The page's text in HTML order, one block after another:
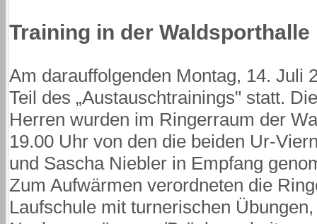
Training in der Waldsporthalle
Am darauffolgenden Montag, 14. Juli
Teil des „Austauschtrainings" statt.
Herren wurden im Ringerraum der
19.00 Uhr von den die beiden Ur-
und Sascha Niebler in Empfang
Zum Aufwärmen verordneten die
Laufschule mit turnerischen Übungen,